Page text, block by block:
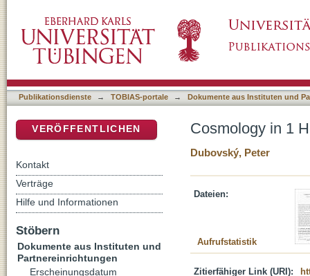
Publikationsdienste → TOBIAS-portale → Dokumente aus Instituten und
Cosmology in 1
Dubovský, Peter
Dateien:
Aufrufstatistik
Zitierfähiger Link (URI):
VERÖFFENTLICHEN
Kontakt
Verträge
Hilfe und Informationen
Stöbern
Dokumente aus Instituten und
Partnereinrichtungen
Erscheinungsdatum